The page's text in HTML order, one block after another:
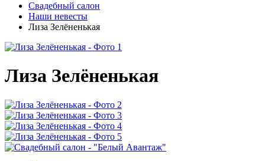
Свадебный салон
Наши невесты
Лиза Зелёненькая
Лиза Зелёненькая